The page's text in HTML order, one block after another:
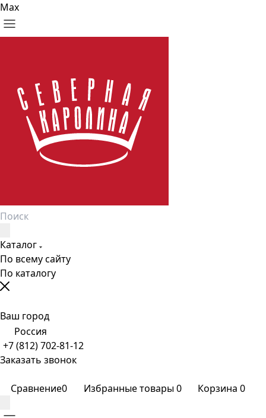
Max
Каталог
По всему сайту
По каталогу
Ваш город
Россия
+7 (812) 702-81-12
Заказать звонок
Сравнение0 Избранные товары0 Корзина 0